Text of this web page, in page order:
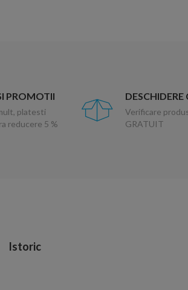
PROMOTII
platesti
reducere 5 %
DESCHIDERE
Verificare
GRATUIT
Istoric